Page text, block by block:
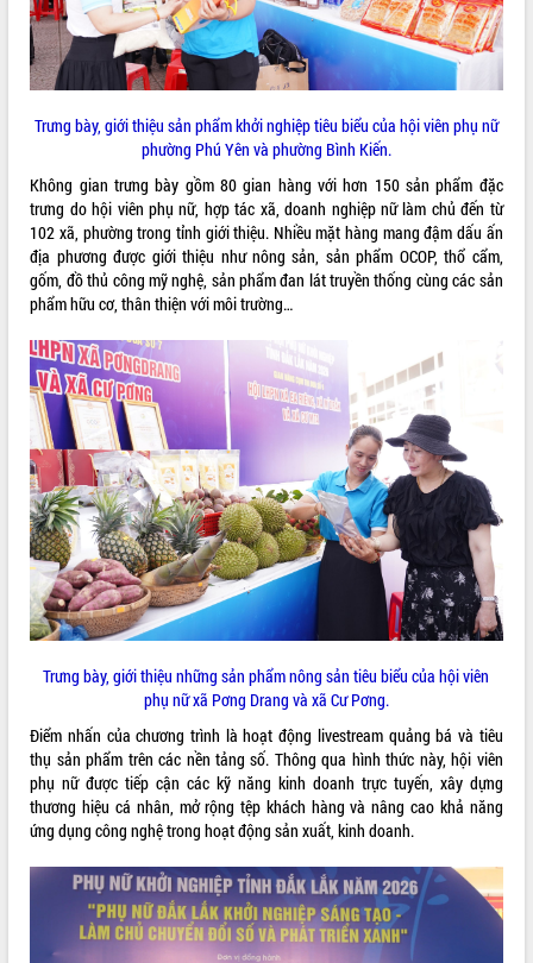
VIDEO
Hội nghị UBND tỉnh Đắk Lắk thường kỳ
tháng 7/2026
Lễ truy tặng danh hiệu “Bà Mẹ Việt
Nam Anh hùng” và trao Huân chương
Lao động
UBND tỉnh Đắk Lắk triển khai nhiệm
Kỳ họp thứ Hai, Hội đồng nhân dân
tỉnh khóa XI quyết nghị nhiều nội dung
quan trọng
ALBUM ẢNH
Trưng bày, giới thiệu sản phẩm khởi nghiệp tiêu biểu của hội viên phụ nữ
phường Phú Yên và phường Bình Kiến.
Không gian trưng bày gồm 80 gian hàng với hơn 150 sản phẩm đặc
trưng do hội viên phụ nữ, hợp tác xã, doanh nghiệp nữ làm chủ đến từ
102 xã, phường trong tỉnh giới thiệu. Nhiều mặt hàng mang đậm dấu ấn
địa phương được giới thiệu như nông sản, sản phẩm OCOP, thổ cẩm,
gốm, đồ thủ công mỹ nghệ, sản phẩm đan lát truyền thống cùng các sản
phẩm hữu cơ, thân thiện với môi trường…
Trưng bày, giới thiệu những sản phẩm nông sản tiêu biểu của hội viên
phụ nữ xã Pơng Drang và xã Cư Pơng.
Điểm nhấn của chương trình là hoạt động livestream quảng bá và tiêu
thụ sản phẩm trên các nền tảng số. Thông qua hình thức này, hội viên
phụ nữ được tiếp cận các kỹ năng kinh doanh trực tuyến, xây dựng
thương hiệu cá nhân, mở rộng tệp khách hàng và nâng cao khả năng
ứng dụng công nghệ trong hoạt động sản xuất, kinh doanh.